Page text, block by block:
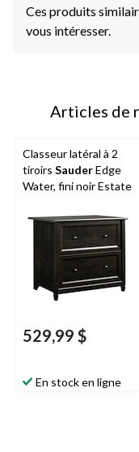
Ces produits
vous intéresser.
Articles de
Classeur latéral à 2
tiroirs SauderEdge
Water, fini noir Estate
529,99 $
En stock en ligne